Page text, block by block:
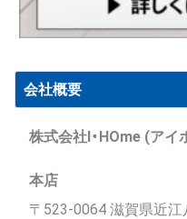
会社概要
株式会社I・HOme (アイ
本店
〒523-0064 滋賀県近